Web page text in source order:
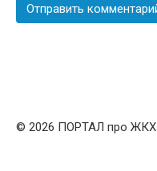
© 2026 ПОРТАЛ про ЖКХ